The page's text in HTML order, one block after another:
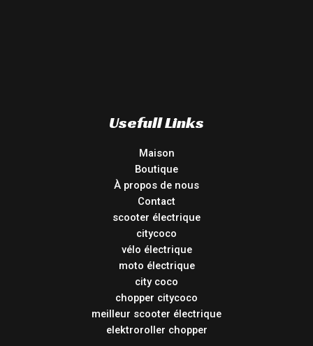
Usefull Links
Maison
Boutique
À propos de nous
Contact
scooter électrique
citycoco
vélo électrique
moto électrique
city coco
chopper citycoco
meilleur scooter électrique
elektroroller chopper